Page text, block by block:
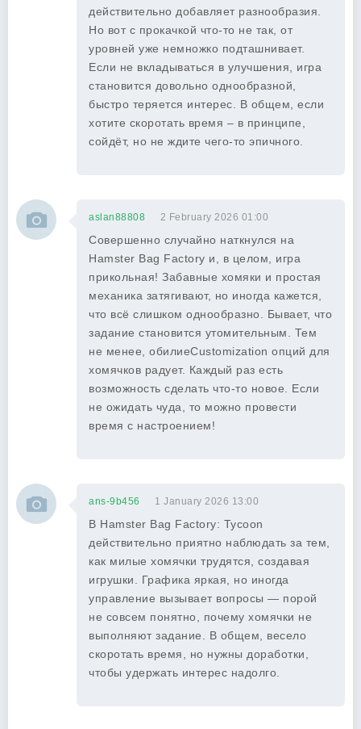
действительно добавляет разнообразия.
Но вот с прокачкой что-то не так, от
уровней уже немножко подташнивает.
Если не вкладываться в улучшения, игра
становится довольно однообразной,
быстро теряется интерес. В общем, если
хотите скоротать время – в принципе,
сойдёт, но не ждите чего-то эпичного.
aslan88808 2 February 2026 01:00
Совершенно случайно наткнулся на
Hamster Bag Factory и, в целом, игра
прикольная! Забавные хомяки и простая
механика затягивают, но иногда кажется,
что всё слишком однообразно. Бывает, что
задание становится утомительным. Тем
не менее, обилиеCustomization опций для
хомячков радует. Каждый раз есть
возможность сделать что-то новое. Если
не ожидать чуда, то можно провести
время с настроением!
ans-9b456 1 January 2026 13:00
В Hamster Bag Factory: Tycoon
действительно приятно наблюдать за тем,
как милые хомячки трудятся, создавая
игрушки. Графика яркая, но иногда
управление вызывает вопросы — порой
не совсем понятно, почему хомячки не
выполняют задание. В общем, весело
скоротать время, но нужны доработки,
чтобы удержать интерес надолго.